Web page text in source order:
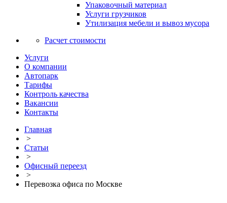
Упаковочный материал
Услуги грузчиков
Утилизация мебели и вывоз мусора
Расчет стоимости
Услуги
О компании
Автопарк
Тарифы
Контроль качества
Вакансии
Контакты
Главная
>
Статьи
>
Офисный переезд
>
Перевозка офиса по Москве